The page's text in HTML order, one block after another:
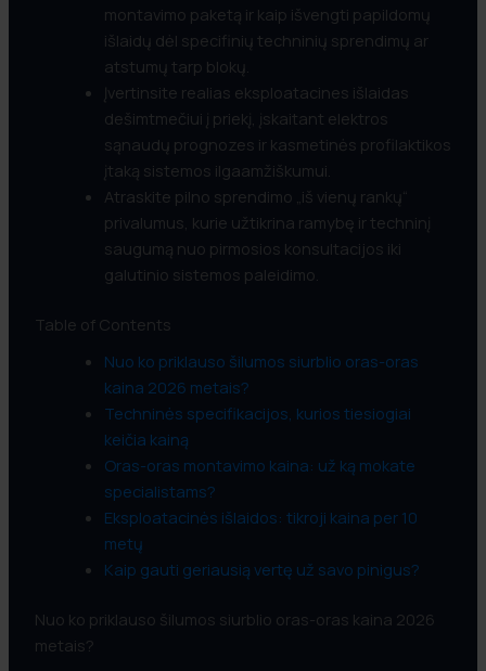
montavimo paketą ir kaip išvengti papildomų
išlaidų dėl specifinių techninių sprendimų ar
atstumų tarp blokų.
Įvertinsite realias eksploatacines išlaidas
dešimtmečiui į priekį, įskaitant elektros
sąnaudų prognozes ir kasmetinės profilaktikos
įtaką sistemos ilgaamžiškumui.
Atraskite pilno sprendimo „iš vienų rankų“
privalumus, kurie užtikrina ramybę ir techninį
saugumą nuo pirmosios konsultacijos iki
galutinio sistemos paleidimo.
Table of Contents
Nuo ko priklauso šilumos siurblio oras-oras
kaina 2026 metais?
Techninės specifikacijos, kurios tiesiogiai
keičia kainą
Oras-oras montavimo kaina: už ką mokate
specialistams?
Eksploatacinės išlaidos: tikroji kaina per 10
metų
Kaip gauti geriausią vertę už savo pinigus?
Nuo ko priklauso šilumos siurblio oras-oras kaina 2026
metais?